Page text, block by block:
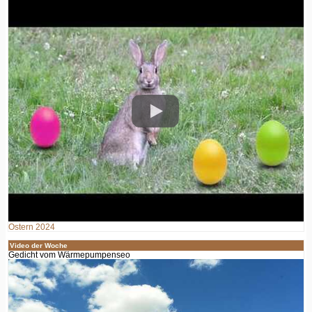
Ostern 2024
Video der Woche
Gedicht vom Wärmepumpenseo